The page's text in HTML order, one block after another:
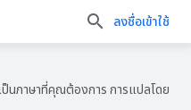
ลงชื่อเข้าใช้
ป็นภาษาที่คุณต้องการ การแปลโดย